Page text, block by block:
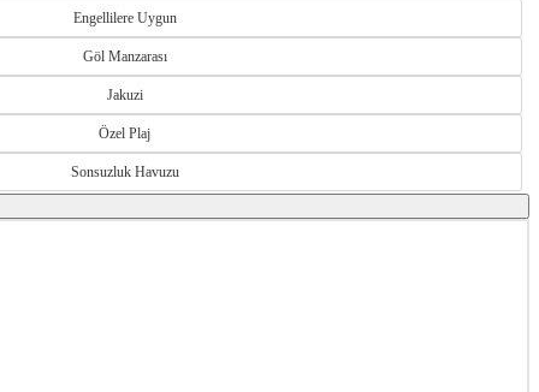
Engellilere Uygun
Göl Manzarası
Jakuzi
Özel Plaj
Sonsuzluk Havuzu